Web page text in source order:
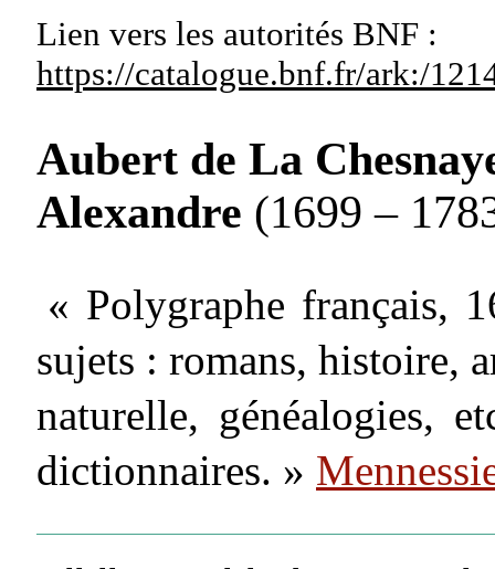
Lien vers les autorités BNF :
https://catalogue.bnf.fr/ark:/
Aubert de La
Alexandre (1699 –
« Polygraphe français,
sujets : romans, histoire,
naturelle, généalogies,
dictionnaires. »